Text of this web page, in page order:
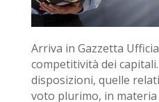
Arriva in Gazzetta
competitività dei
disposizioni, quelle
voto plurimo, in